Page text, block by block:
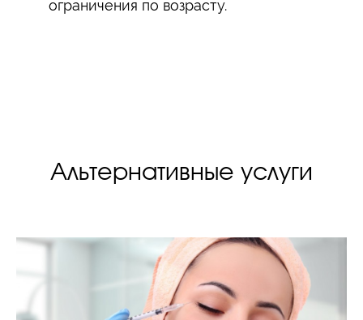
ограничения по возрасту.
Альтернативные услуги